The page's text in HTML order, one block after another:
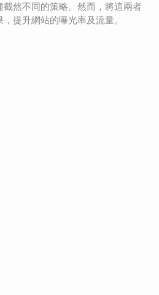
然不同的策略。然而，將這兩者
提升網站的曝光率及流量。